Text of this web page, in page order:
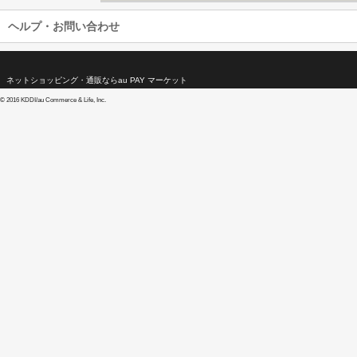
ヘルプ・お問い合わせ
ネットショッピング・通販ならau PAY マーケット
© 2016 KDDI/au Commerce & Life, Inc.